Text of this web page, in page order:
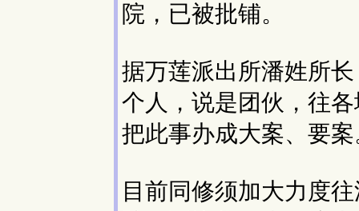
院，已被批铺。
据万莲派出所潘姓所
个人，说是团伙，往
把此事办成大案、要
目前同修须加大力度